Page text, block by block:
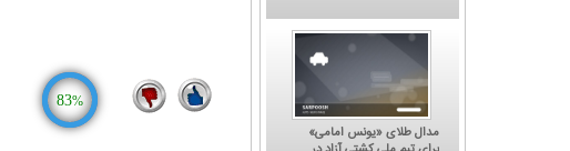
83%
پشت مهدی تاج به کجا گرم
است؟
مدال طلای «یونس امامی»